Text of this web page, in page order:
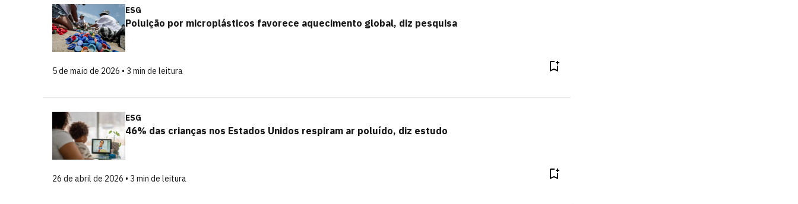
ESG
Poluição por microplásticos favorece aquecimento global, diz pesquisa
5 de maio de 2026 • 3 min de leitura
ESG
46% das crianças nos Estados Unidos respiram ar poluído, diz estudo
26 de abril de 2026 • 3 min de leitura